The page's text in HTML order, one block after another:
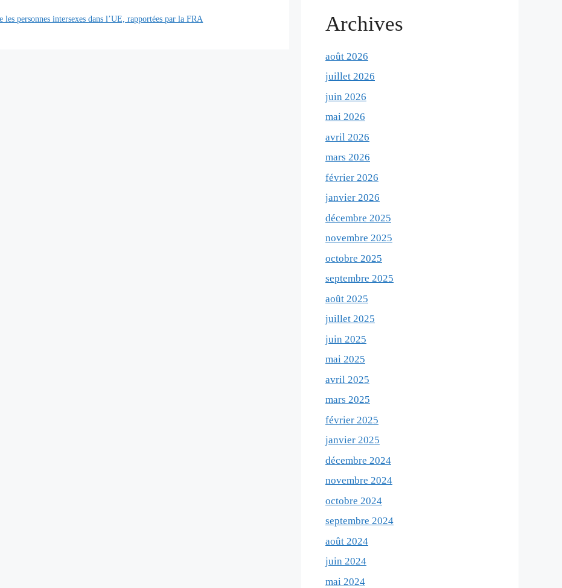
personnes intersexes dans l’UE, rapportées par la FRA
Archives
août 2026
juillet 2026
juin 2026
mai 2026
avril 2026
mars 2026
février 2026
janvier 2026
décembre 2025
novembre 2025
octobre 2025
septembre 2025
août 2025
juillet 2025
juin 2025
mai 2025
avril 2025
mars 2025
février 2025
janvier 2025
décembre 2024
novembre 2024
octobre 2024
septembre 2024
août 2024
juin 2024
mai 2024